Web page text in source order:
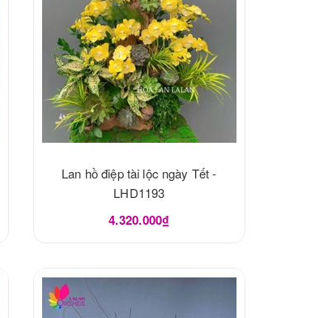
Lan hồ điệp tài lộc ngày Tết -
LHD1193
4.320.000₫